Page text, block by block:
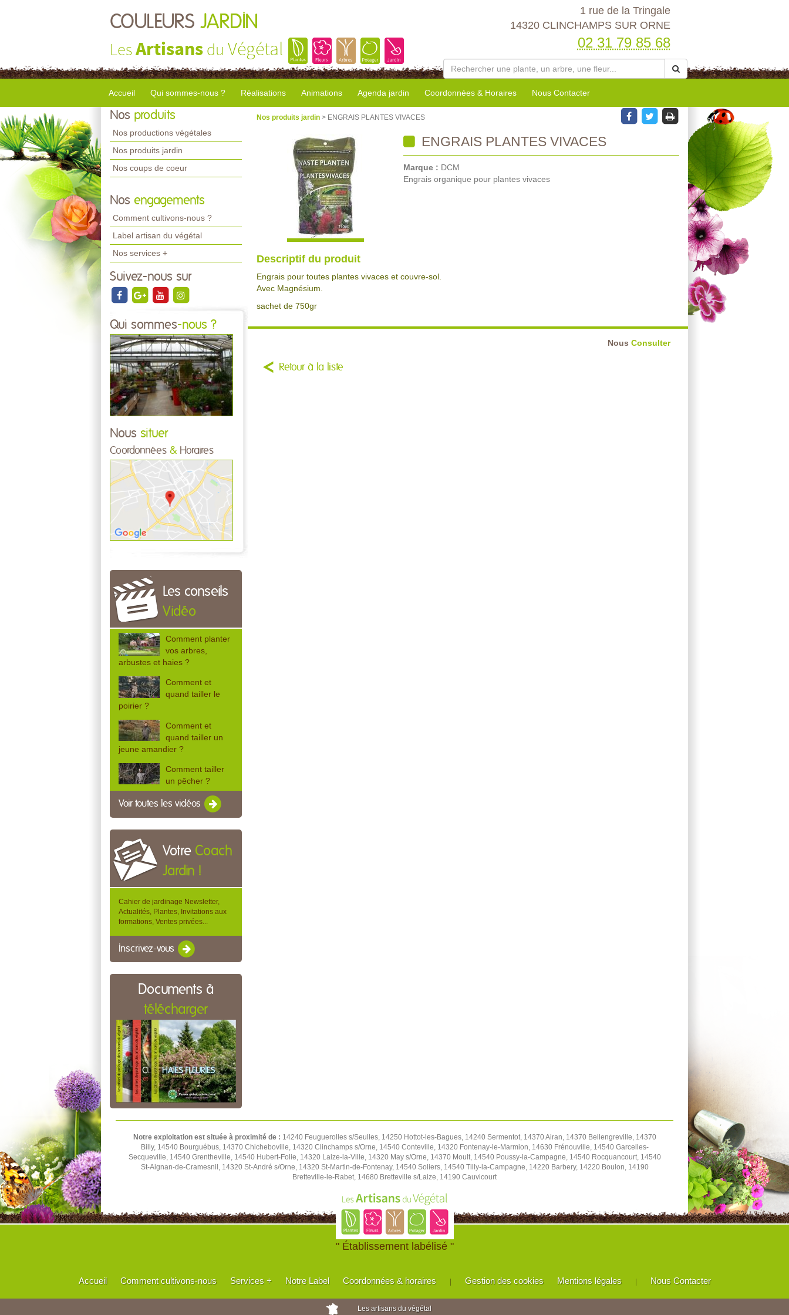
COULEURS JARDIN
LesArtisans du Végétal
1 rue de la Tringale
14320 CLINCHAMPS SUR ORNE
02 31 79 85 68
Accueil Qui sommes-nous ? Réalisations Animations Agenda jardin Coordonnées & Horaires Nous Contacter
Nos produits
Nos productions végétales
Nos produits jardin
Nos coups de coeur
Nos engagements
Comment cultivons-nous ?
Label artisan du végétal
Nos services +
Suivez-nous sur
Qui sommes-nous ?
Nous situer
Coordonnées & Horaires
Les conseils
Vidéo
Comment planter
vos arbres,
arbustes et haies ?
Comment et
quand tailler le
poirier ?
Comment et
quand tailler un
jeune amandier ?
Comment tailler
un pêcher ?
Voir toutes les vidéos
Votre Coach
Jardin !
Cahier de jardinage Newsletter,
Actualités, Plantes, Invitations aux
formations, Ventes privées...
Inscrivez-vous
Documents à
télécharger
Nos produits jardin > ENGRAIS PLANTES VIVACES
ENGRAIS PLANTES VIVACES
Marque : DCM
Engrais organique pour plantes vivaces
Descriptif du produit
Engrais pour toutes plantes vivaces et couvre-sol.
Avec Magnésium.
sachet de 750gr
Nous Consulter
Retour à la liste
Notre exploitation est située à proximité de : 14240 Feuguerolles s/Seulles, 14250 Hottot-les-Bagues, 14240 Sermentot, 14370 Airan, 14370 Bellengreville, 14370
Billy, 14540 Bourguébus, 14370 Chicheboville, 14320 Clinchamps s/Orne, 14540 Conteville, 14320 Fontenay-le-Marmion, 14630 Frénouville, 14540 Garcelles-
Secqueville, 14540 Grentheville, 14540 Hubert-Folie, 14320 Laize-la-Ville, 14320 May s/Orne, 14370 Moult, 14540 Poussy-la-Campagne, 14540 Rocquancourt, 14540
St-Aignan-de-Cramesnil, 14320 St-André s/Orne, 14320 St-Martin-de-Fontenay, 14540 Soliers, 14540 Tilly-la-Campagne, 14220 Barbery, 14220 Boulon, 14190
Bretteville-le-Rabet, 14680 Bretteville s/Laize, 14190 Cauvicourt
" Établissement labélisé "
Accueil Comment cultivons-nous Services + Notre Label Coordonnées & horaires Gestion des cookies Mentions légales Nous Contacter
Les artisans du végétal